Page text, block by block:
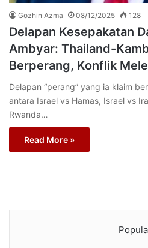
Gozhin Azma 08/12/2025 128
Delapan Kesepakatan
Ambyar: Thailand-
Berperang, Konflik
Delapan “perang” yang ia klaim
antara Israel vs Hamas, Israel vs
Rwanda…
Read More »